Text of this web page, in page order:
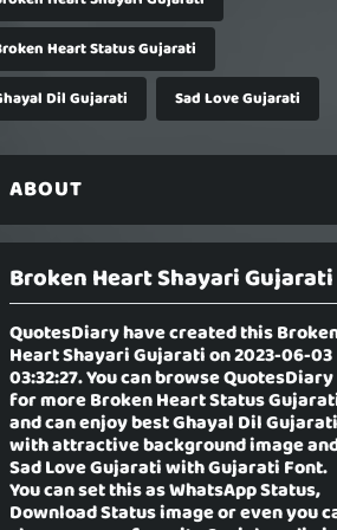
Heart Status Gujarati
Dil Gujarati
Sad Love Gujarati
ABOUT
Broken Heart Shayari Gujarati
QuotesDiary have created this
Heart Shayari Gujaration 2023-06-03
03:32:27. You can browse QuotesDiary
for more Broken Heart Status
and can enjoy best Ghayal Dil Gujarati
with attractive background image
Sad Love Gujarati with Gujarati Font.
You can set this as WhatsApp Status,
Download Status image or even you